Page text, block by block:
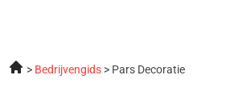
Bedrijvengids Pars Decoratie